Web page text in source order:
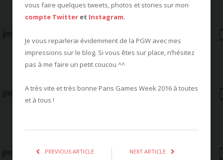
vous faire quelques tweets, photos et stories sur mon
compte Twitter et Instagram.
Je vous reparlerai évidemment de la PGW avec mes
impressions sur le blog. Si vous êtes sur place, n’hésitez
pas à me faire un petit coucou ^^
A très vite et très bonne Paris Games Week 2016 à toutes
et à tous !
PREVIOUS ARTICLE NEXT ARTICLE